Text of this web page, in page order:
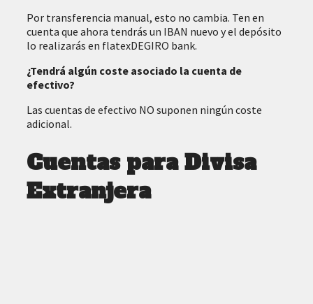
Por transferencia manual, esto no cambia. Ten en
cuenta que ahora tendrás un IBAN nuevo y el depósito
lo realizarás en flatexDEGIRO bank.
¿Tendrá algún coste asociado la cuenta de
efectivo?
Las cuentas de efectivo NO suponen ningún coste
adicional.
Cuentas para Divisa
Extranjera